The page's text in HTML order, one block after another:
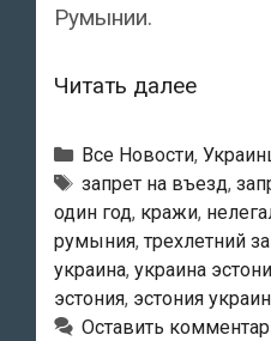
Румынии.
Читать далее
из
страны
в
Рубрики
Все Новости,
Метки
запрет на въезд,
один год, кражи,
румыния,трехлетний
украина, украина
эстония, эстония
Оставить